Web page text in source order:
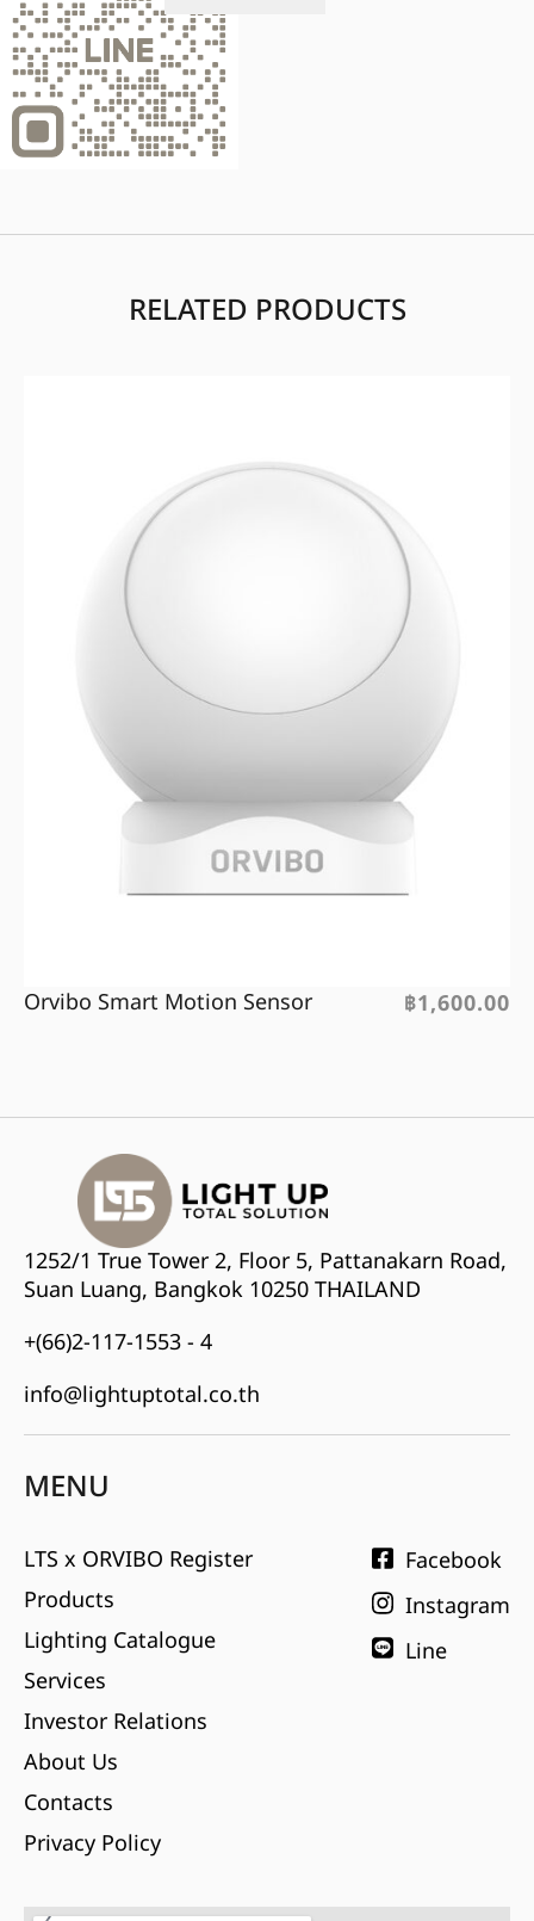
RELATED PRODUCTS
Orvibo Smart Motion Sensor ฿1,600.00
1252/1 True Tower 2, Floor 5, Pattanakarn Road,
Suan Luang, Bangkok 10250 THAILAND
+(66)2-117-1553 - 4
info@lightuptotal.co.th
MENU
LTS x ORVIBO Register
Products
Lighting Catalogue
Services
Investor Relations
About Us
Contacts
Privacy Policy
Facebook
Instagram
Line